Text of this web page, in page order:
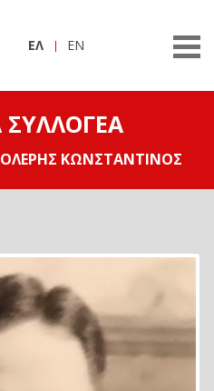
ΕΛ EN
ΣΥΛΛΟΓΈΑ
ΚΩΝΣΤΑΝΤΊΝΟΣ